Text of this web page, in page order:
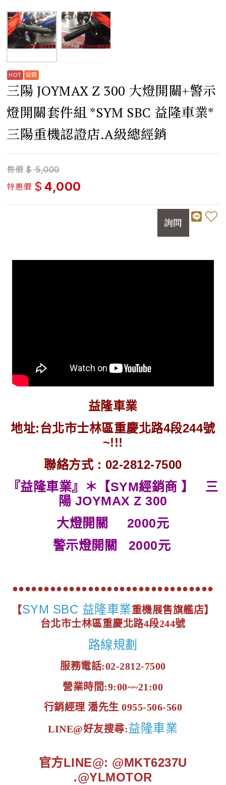
​三陽 JOYMAX Z 300 大燈開關+警示
燈開關套件組 *SYM SBC 益隆車業*
三陽重機認證店.A級總經銷
售價 $ 5,000
特惠價 $ 4,000
詢問
益隆車業
地址:台北市士林區重慶北路4段244號
~!!!
聯絡方式 : 02-2812-7500
『益隆車業』＊【SYM經銷商 】 三
陽 JOYMAX Z 300
大燈開關 2000元
警示燈開關 2000元
●●●●●●●●●●●●●●●●●●●●●●●●●●●●●●●●
【SYM SBC 益隆車業重機展售旗艦店】
台北市士林區重慶北路4段244號
路線規劃
服務電話:02-2812-7500
營業時間:9:00~~21:00
行銷經理 潘先生 0955-506-560
LINE@好友搜尋:益隆車業
官方LINE@: @MKT6237U
.@YLMOTOR